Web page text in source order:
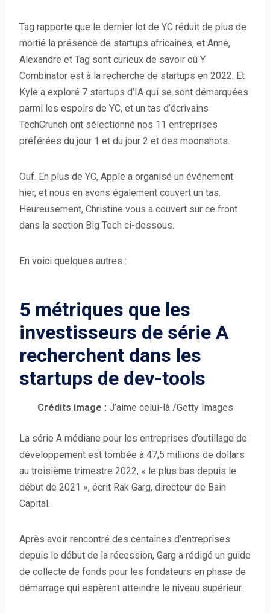
Tag rapporte que le dernier lot de YC réduit de plus de
moitié la présence de startups africaines, et Anne,
Alexandre et Tag sont curieux de savoir où Y
Combinator est à la recherche de startups en 2022. Et
Kyle a exploré 7 startups d’IA qui se sont démarquées
parmi les espoirs de YC, et un tas d’écrivains
TechCrunch ont sélectionné nos 11 entreprises
préférées du jour 1 et du jour 2 et des moonshots.
Ouf. En plus de YC, Apple a organisé un événement
hier, et nous en avons également couvert un tas.
Heureusement, Christine vous a couvert sur ce front
dans la section Big Tech ci-dessous.
En voici quelques autres :
5 métriques que les
investisseurs de série A
recherchent dans les
startups de dev-tools
Crédits image : J’aime celui-là (
u
v
r
e
n
s
u
n
/Getty Images
La série A médiane pour les entreprises d’outillage de
développement est tombée à 47,5 millions de dollars
au troisième trimestre 2022, « le plus bas depuis le
début de 2021 », écrit Rak Garg, directeur de Bain
Capital.
Après avoir rencontré des centaines d’entreprises
depuis le début de la récession, Garg a rédigé un guide
de collecte de fonds pour les fondateurs en phase de
démarrage qui espèrent atteindre le niveau supérieur.